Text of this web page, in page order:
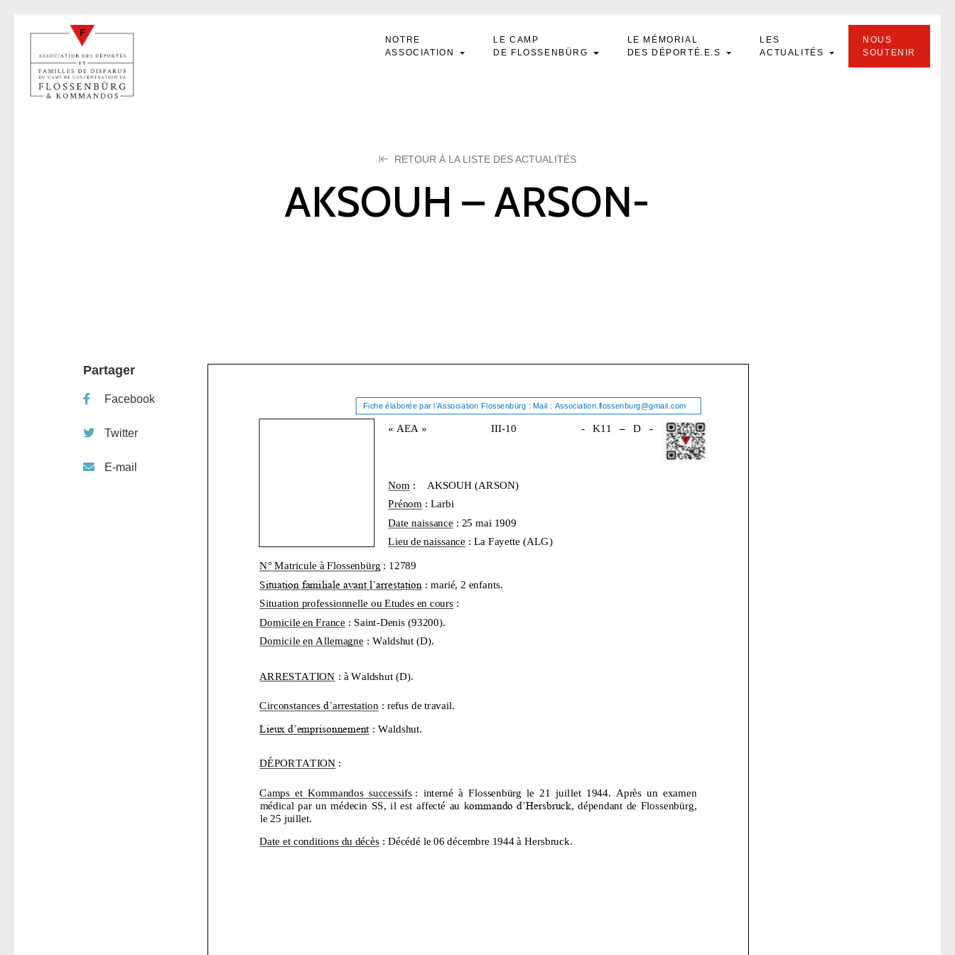
NOTRE
ASSOCIATION
LE CAMP
DE FLOSSENBÜRG
LE MÉMORIAL
DES DÉPORTÉ.E.S
LES
ACTUALITÉS
NOUS
SOUTENIR
RETOUR À LA LISTE DES ACTUALITÉS
AKSOUH – ARSON-
Partager
Facebook
Twitter
E-mail